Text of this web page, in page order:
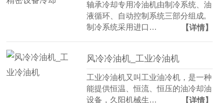
轴承冷却专用冷油机由制冷系统、油
液循环、自动控制系统三部分组成,
制冷系统采用进口…
【详情】
风冷冷油机_工业冷油机
工业冷油机又叫工业油冷机，是一种
能提供恒温、恒流、恒压的油冷却油
设备，久阳机械生…
【详情】